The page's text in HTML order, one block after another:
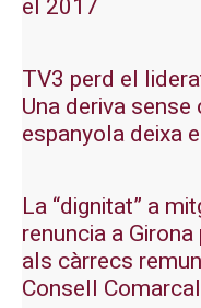
el 2017
TV3 perd el
Una deriva
espanyola deixa
La “dignitat” a
renuncia a
als càrrecs
Consell Comarcal